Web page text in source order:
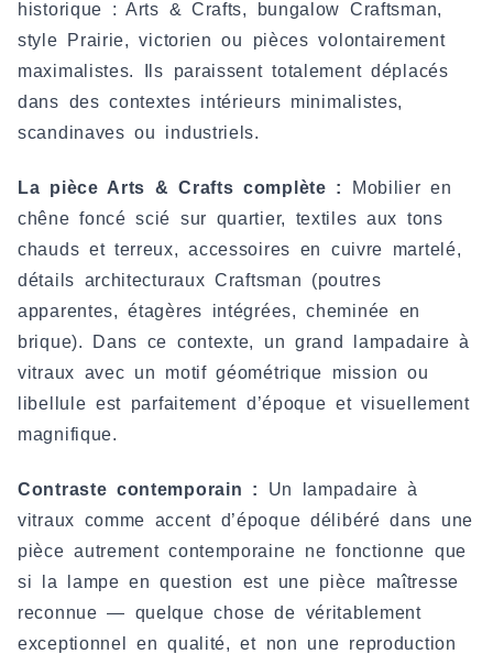
historique : Arts & Crafts, bungalow Craftsman,
style Prairie, victorien ou pièces volontairement
maximalistes. Ils paraissent totalement déplacés
dans des contextes intérieurs minimalistes,
scandinaves ou industriels.
La pièce Arts & Crafts complète :
Mobilier en
chêne foncé scié sur quartier, textiles aux tons
chauds et terreux, accessoires en cuivre martelé,
détails architecturaux Craftsman (poutres
apparentes, étagères intégrées, cheminée en
brique). Dans ce contexte, un grand lampadaire à
vitraux avec un motif géométrique mission ou
libellule est parfaitement d’époque et visuellement
magnifique.
Contraste contemporain :
Un lampadaire à
vitraux comme accent d’époque délibéré dans une
pièce autrement contemporaine ne fonctionne que
si la lampe en question est une pièce maîtresse
reconnue — quelque chose de véritablement
exceptionnel en qualité, et non une reproduction